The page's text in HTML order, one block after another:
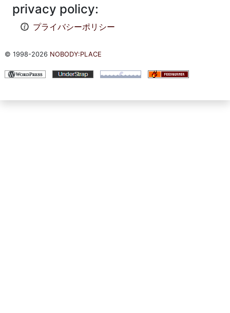
privacy policy:
プライバシーポリシー
© 1998-2026 NOBODY:PLACE